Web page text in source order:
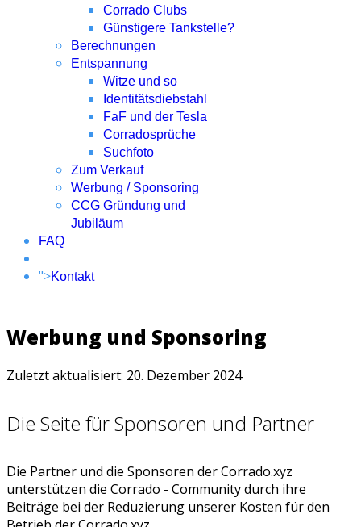
Corrado Clubs
Günstigere Tankstelle?
Berechnungen
Entspannung
Witze und so
Identitätsdiebstahl
FaF und der Tesla
Corradosprüche
Suchfoto
Zum Verkauf
Werbung / Sponsoring
CCG Gründung und
Jubiläum
FAQ
">Kontakt
Werbung und Sponsoring
Zuletzt aktualisiert: 20. Dezember 2024
Die Seite für Sponsoren und Partner
Die Partner und die Sponsoren der Corrado.xyz
unterstützen die Corrado - Community durch ihre
Beiträge bei der Reduzierung unserer Kosten für den